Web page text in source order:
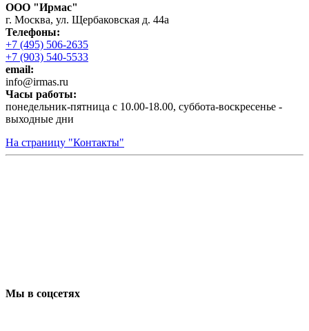
ООО "Ирмас"
г. Москва, ул. Щербаковская д. 44а
Телефоны:
+7 (495) 506-2635
+7 (903) 540-5533
email:
infо@irmas.ru
Часы работы:
понедельник-пятница с 10.00-18.00, суббота-воскресенье -
выходные дни
На страницу "Контакты"
Мы в соцсетях